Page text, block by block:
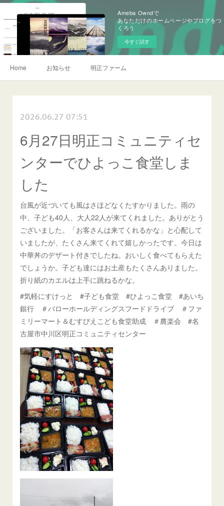
Ameba Owndで
あなただけのホームページやブログをつ
くろう
今すぐ試す
Home お知らせ 明正ファーム
2026.06.27 07:51
6月27日明正コミュニティセ
ンターでひよっこ食堂しま
した
台風が近づいても風はさほどなくたすかりました。雨の
中、子ども40人、大人22人が来てくれました。ありがとう
ございました。「お客さんは来てくれるかな」と心配して
いましたが、たくさん来てくれて嬉しかったです。今日は
中華丼のデザート付きでしたね。おいしく食べてもらえた
でしょうか。子ども達にはお土産もたくさんありました。
折り紙のカエルは上手に跳ねるかな。
#気軽にすけっと #子ども食堂 #ひよっこ食堂 #あいち
銀行 ＃バローホールディングスフードドライブ ＃ファ
ミリーマート＆むすびえこども食堂助成 ＃農楽会 #名
古屋市中川区明正コミュニティセンター